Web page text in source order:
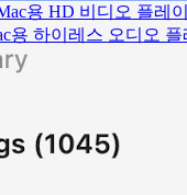
용 HD 비디오 플레
용 하이레스 오디오